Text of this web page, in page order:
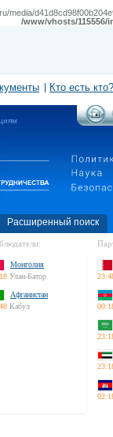
media/
/www/vhosts/
Кто есть кто?
Расширенный поиск
Монголия
Улан-Батор
Афганистан
Кабул